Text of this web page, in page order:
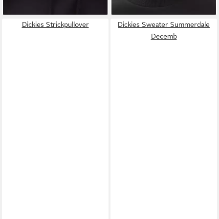
Dickies Strickpullover
Dickies Sweater Summerdale
Decemb